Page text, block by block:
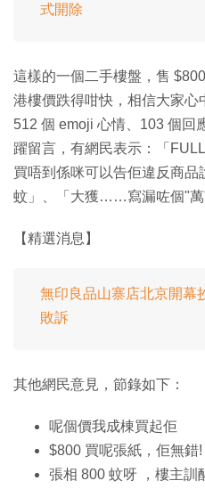
式開除
這樣的一個二手樓盤，售
港樓價跌得咁快，相信大家
512 個 emoji 心情、103 個回
躍留言，有網民表示：「
買唔到係咪可以告佢違反商
蚊」、「大獲……寫漏咗個"萬"
【精選消息】
無印良品山寨店北京開幕
敗訴
其他網民意見，節錄如下：
呢個價我成棟買起佢
$800 買呢張紙，佢無錯!
張相 800 蚊呀 ，樓主訓